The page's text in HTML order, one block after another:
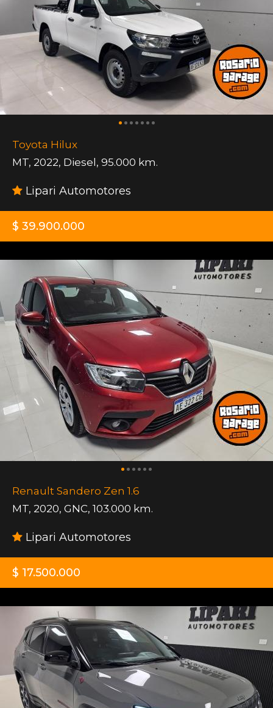
Toyota Hilux
MT, 2022, Diesel, 95.000 km.
Lipari Automotores
$ 39.900.000
Renault Sandero Zen 1.6
MT, 2020, GNC, 103.000 km.
Lipari Automotores
$ 17.500.000